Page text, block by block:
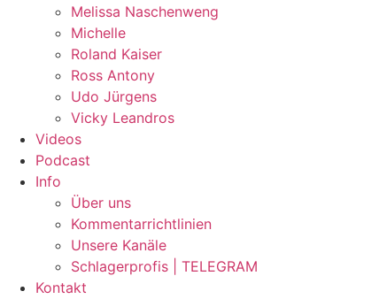
Melissa Naschenweng
Michelle
Roland Kaiser
Ross Antony
Udo Jürgens
Vicky Leandros
Videos
Podcast
Info
Über uns
Kommentarrichtlinien
Unsere Kanäle
Schlagerprofis | TELEGRAM
Kontakt